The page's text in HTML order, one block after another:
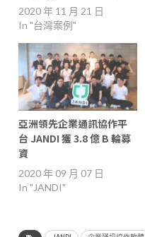
2020 年 11 月 21 日
In "台灣案例"
亞洲領先企業通訊協作平
台 JANDI 獲 3.8 億 B 輪募
資
2020 年 09 月 07 日
In "JANDI"